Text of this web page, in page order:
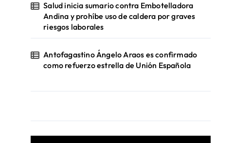
Salud inicia sumario contra Embotelladora
Andina y prohíbe uso de caldera por graves
riesgos laborales
Antofagastino Ángelo Araos es confirmado
como refuerzo estrella de Unión Española